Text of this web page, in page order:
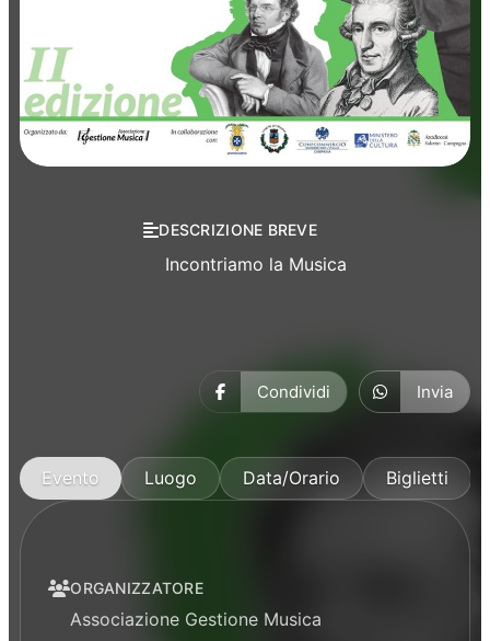
DESCRIZIONE BREVE
Incontriamo la Musica
Condividi Invia
Evento Luogo Data/Orario Biglietti
ORGANIZZATORE
Associazione Gestione Musica